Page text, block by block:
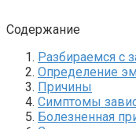
Содержание
Разбираемся с
Определение
Причины
Симптомы
Болезненная